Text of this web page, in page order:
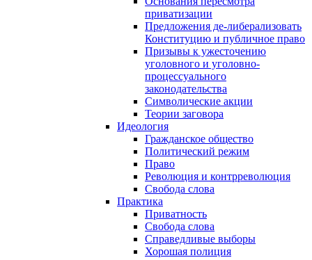
приватизации
Предложения де-либерализовать
Конституцию и публичное право
Призывы к ужесточению
уголовного и уголовно-
процессуального
законодательства
Символические акции
Теории заговора
Идеология
Гражданское общество
Политический режим
Право
Революция и контрреволюция
Свобода слова
Практика
Приватность
Свобода слова
Справедливые выборы
Хорошая полиция